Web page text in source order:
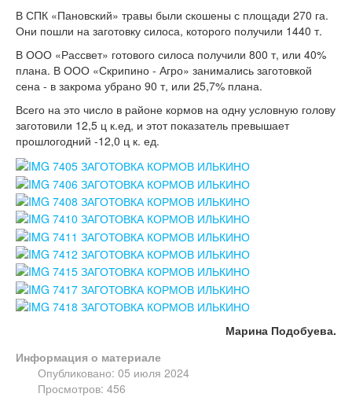
В СПК «Пановский» травы были скошены с площади 270 га.
Они пошли на заготовку силоса, которого получили 1440 т.
В ООО «Рассвет» готового силоса получили 800 т, или 40%
плана. В ООО «Скрипино - Агро» занимались заготовкой
сена - в закрома убрано 90 т, или 25,7% плана.
Всего на это число в районе кормов на одну условную голову
заготовили 12,5 ц к.ед, и этот показатель превышает
прошлогодний -12,0 ц к. ед.
Марина Подобуева.
Информация о материале
Опубликовано: 05 июля 2024
Просмотров: 456